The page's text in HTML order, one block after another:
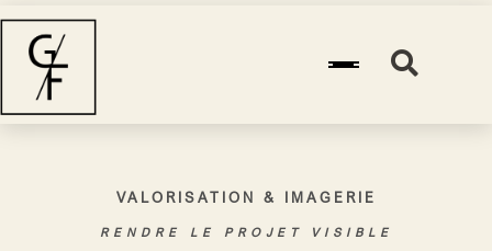
VALORISATION & IMAGERIE
RENDRE LE PROJET VISIBLE